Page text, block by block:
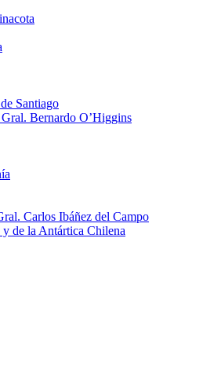
Santiago
Bernardo O’Higgins
Carlos Ibáñez del Campo
de la Antártica Chilena